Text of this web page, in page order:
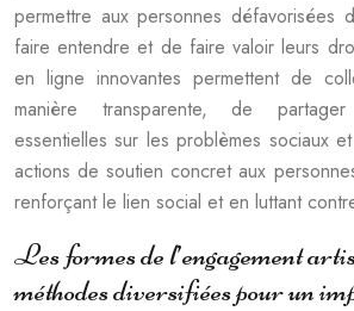
permettre aux personnes défavorisées
faire entendre et de faire valoir leurs
en ligne innovantes permettent de
manière transparente, de
essentielles sur les problèmes sociaux
actions de soutien concret aux
renforçant le lien social et en luttant
Les formes de l’engagement
méthodes diversifiées pour un